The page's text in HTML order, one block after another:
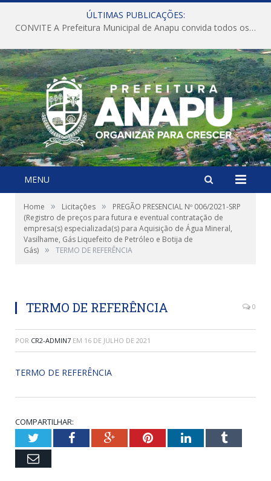
ÚLTIMAS PUBLICAÇÕES:
CONVITE A Prefeitura Municipal de Anapu convida todos os servidores públicos municipais para participarem da Audiência Pública de discussão da Lei de Diretrizes Orçamentárias (LDO), importante instrumento de planejamento das ações e investimentos da Administração Pública para o próximo exercício financeiro.
MENU
Home » Licitações »
PREGÃO PRESENCIAL Nº 006/2021-SRP
(Registro de preços para futura e eventual contratação de
empresa(s) especializada(s) para Aquisição de Água Mineral,
Vasilhame, Gás Liquefeito de Petróleo e Botija de
Gás) » TERMO DE REFERÊNCIA
TERMO DE REFERÊNCIA 0
POR CR2-ADMIN7 EM 16 DE JULHO DE 2021
TERMO DE REFERÊNCIA
COMPARTILHAR:
TwitterFacebookGoogle+PinterestLinkedInTumblr
Email